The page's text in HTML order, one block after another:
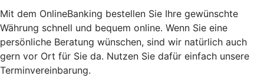
Mit dem OnlineBanking bestellen Sie Ihre gewünschte
Währung schnell und bequem online. Wenn Sie eine
persönliche Beratung wünschen, sind wir natürlich auch
gern vor Ort für Sie da. Nutzen Sie dafür einfach unsere
Terminvereinbarung.